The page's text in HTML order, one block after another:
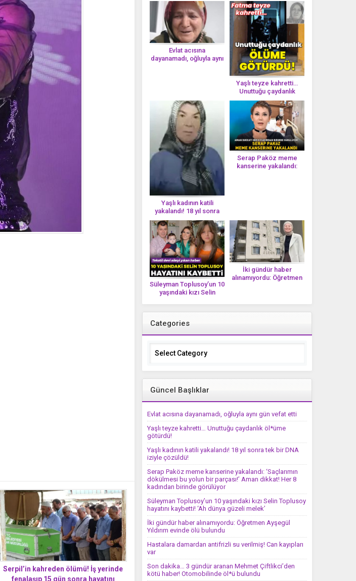
Serpil’in kahreden ölümü! İş yerinde
fenalaşıp 15 gün sonra hayatını
Evlat acısına
dayanamadı, oğluyla aynı
Yaşlı teyze kahretti…
Unuttuğu çaydanlık
öl*üme götürdü!
Yaşlı kadının katili
yakalandı! 18 yıl sonra
tek bir DNA iziyle
çözüldü!
Serap Paköz meme
kanserine yakalandı:
Süleyman Toplusoy’un 10
yaşındaki kızı Selin
İki gündür haber
alınamıyordu: Öğretmen
Categories
Categories
Güncel Başlıklar
Evlat acısına dayanamadı, oğluyla aynı gün vefat etti
Yaşlı teyze kahretti… Unuttuğu çaydanlık öl*üme
götürdü!
Yaşlı kadının katili yakalandı! 18 yıl sonra tek bir DNA
iziyle çözüldü!
Serap Paköz meme kanserine yakalandı: ‘Saçlarımın
dökülmesi bu yolun bir parçası!’ Aman dikkat! Her 8
kadından birinde görülüyor
Süleyman Toplusoy’un 10 yaşındaki kızı Selin Toplusoy
hayatını kaybetti! ‘Ah dünya güzeli melek’
İki gündür haber alınamıyordu: Öğretmen Ayşegül
Yıldırım evinde ölü bulundu
Hastalara damardan antifrizli su verilmiş! Can kayıpları
var
Son dakika… 3 gündür aranan Mehmet Çiftlikci’den
kötü haber! Otomobilinde öl*ü bulundu